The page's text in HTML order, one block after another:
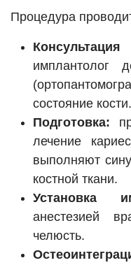
Процедура
имплантолог
состояние кости.
Подготовка:
лечение
выполняют
костной ткани.
Установка
анестезией
челюсть.